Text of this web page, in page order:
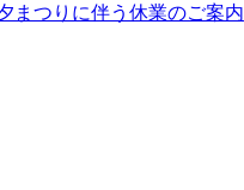
まつりに伴う休業のご案内